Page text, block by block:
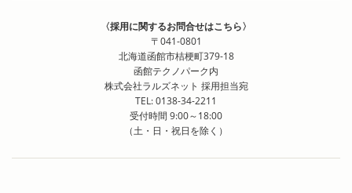
〈採用に関するお問合せはこちら〉
〒041-0801
北海道函館市桔梗町379-18
函館テクノパーク内
株式会社ラルズネット 採用担当宛
TEL: 0138-34-2211
受付時間 9:00～18:00
（土・日・祝日を除く）